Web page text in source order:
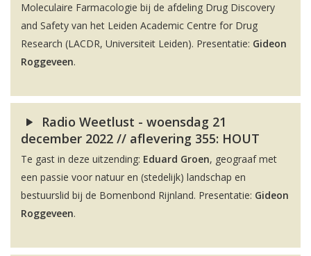
Moleculaire Farmacologie bij de afdeling Drug Discovery
and Safety van het Leiden Academic Centre for Drug
Research (LACDR, Universiteit Leiden). Presentatie: Gideon
Roggeveen.
Radio Weetlust - woensdag 21
december 2022 // aflevering 355: HOUT
Te gast in deze uitzending: Eduard Groen, geograaf met
een passie voor natuur en (stedelijk) landschap en
bestuurslid bij de Bomenbond Rijnland. Presentatie: Gideon
Roggeveen.